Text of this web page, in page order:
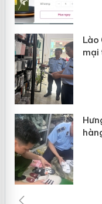
Lào
mại